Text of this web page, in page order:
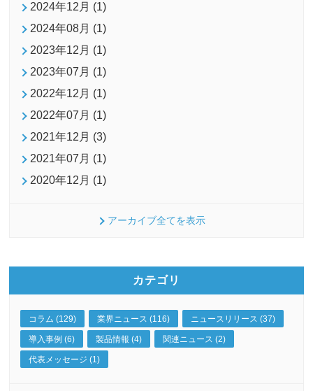
2024年12月 (1)
2024年08月 (1)
2023年12月 (1)
2023年07月 (1)
2022年12月 (1)
2022年07月 (1)
2021年12月 (3)
2021年07月 (1)
2020年12月 (1)
アーカイブ全てを表示
カテゴリ
コラム (129) 業界ニュース (116) ニュースリリース (37)
導入事例 (6) 製品情報 (4) 関連ニュース (2)
代表メッセージ (1)